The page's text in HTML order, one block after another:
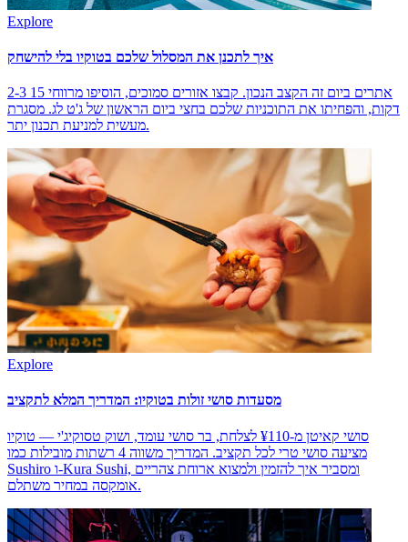
Explore
איך לתכנן את המסלול שלכם בטוקיו בלי להישחק
2-3 אתרים ביום זה הקצב הנכון. קבצו אזורים סמוכים, הוסיפו מרווחי 15
דקות, והפחיתו את התוכניות שלכם בחצי ביום הראשון של ג'ט לג. מסגרת
מעשית למניעת תכנון יתר.
Explore
מסעדות סושי זולות בטוקיו: המדריך המלא לתקציב
סושי קאיטן מ-¥110 לצלחת, בר סושי עומד, ושוק טסוקיג'י — טוקיו
מציעה סושי טרי לכל תקציב. המדריך משווה 4 רשתות מובילות כמו
Sushiro ו-Kura Sushi, ומסביר איך להזמין ולמצוא ארוחת צהריים
אומקסה במחיר משתלם.